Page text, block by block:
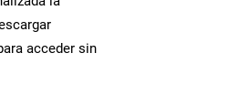
acceder sin